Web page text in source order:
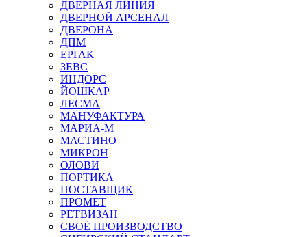
ДВЕРНАЯ ЛИНИЯ
ДВЕРНОЙ АРСЕНАЛ
ДВЕРОНА
ДПМ
ЕРГАК
ЗЕВС
ИНДОРС
ЙОШКАР
ЛЕСМА
МАНУФАКТУРА
МАРИА-М
МАСТИНО
МИКРОН
ОЛОВИ
ПОРТИКА
ПОСТАВЩИК
ПРОМЕТ
РЕТВИЗАН
СВОЁ ПРОИЗВОДСТВО